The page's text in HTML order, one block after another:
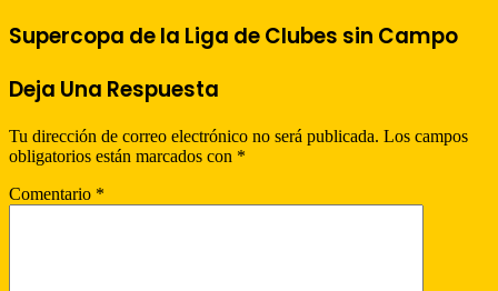
Supercopa de la Liga de Clubes sin Campo
Deja Una Respuesta
Tu dirección de correo electrónico no será publicada. Los campos
obligatorios están marcados con *
Comentario *